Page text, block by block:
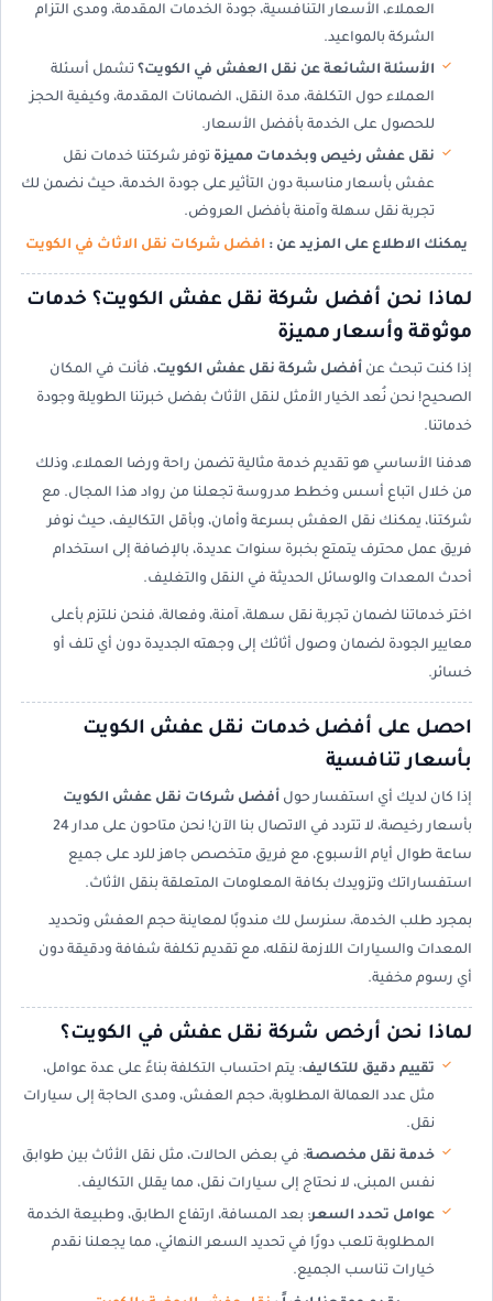
العملاء، الأسعار التنافسية، جودة الخدمات المقدمة، ومدى التزام
الشركة بالمواعيد.
الأسئلة الشائعة عن نقل العفش في الكويت؟ تشمل أسئلة
العملاء حول التكلفة، مدة النقل، الضمانات المقدمة، وكيفية الحجز
للحصول على الخدمة بأفضل الأسعار.
نقل عفش رخيص وبخدمات مميزة توفر شركتنا خدمات نقل
عفش بأسعار مناسبة دون التأثير على جودة الخدمة، حيث نضمن لك
تجربة نقل سهلة وآمنة بأفضل العروض.
يمكنك الاطلاع على المزيد عن : افضل شركات نقل الاثاث في الكويت
لماذا نحن أفضل شركة نقل عفش الكويت؟ خدمات
موثوقة وأسعار مميزة
إذا كنت تبحث عن أفضل شركة نقل عفش الكويت، فأنت في المكان
الصحيح! نحن نُعد الخيار الأمثل لنقل الأثاث بفضل خبرتنا الطويلة وجودة
خدماتنا.
هدفنا الأساسي هو تقديم خدمة مثالية تضمن راحة ورضا العملاء، وذلك
من خلال اتباع أسس وخطط مدروسة تجعلنا من رواد هذا المجال. مع
شركتنا، يمكنك نقل العفش بسرعة وأمان، وبأقل التكاليف، حيث نوفر
فريق عمل محترف يتمتع بخبرة سنوات عديدة، بالإضافة إلى استخدام
أحدث المعدات والوسائل الحديثة في النقل والتغليف.
اختر خدماتنا لضمان تجربة نقل سهلة، آمنة، وفعالة، فنحن نلتزم بأعلى
معايير الجودة لضمان وصول أثاثك إلى وجهته الجديدة دون أي تلف أو
خسائر.
احصل على أفضل خدمات نقل عفش الكويت
بأسعار تنافسية
إذا كان لديك أي استفسار حول أفضل شركات نقل عفش الكويت
بأسعار رخيصة، لا تتردد في الاتصال بنا الآن! نحن متاحون على مدار 24
ساعة طوال أيام الأسبوع، مع فريق متخصص جاهز للرد على جميع
استفساراتك وتزويدك بكافة المعلومات المتعلقة بنقل الأثاث.
بمجرد طلب الخدمة، سنرسل لك مندوبًا لمعاينة حجم العفش وتحديد
المعدات والسيارات اللازمة لنقله، مع تقديم تكلفة شفافة ودقيقة دون
أي رسوم مخفية.
لماذا نحن أرخص شركة نقل عفش في الكويت؟
تقييم دقيق للتكاليف: يتم احتساب التكلفة بناءً على عدة عوامل،
مثل عدد العمالة المطلوبة، حجم العفش، ومدى الحاجة إلى سيارات
نقل.
خدمة نقل مخصصة: في بعض الحالات، مثل نقل الأثاث بين طوابق
نفس المبنى، لا نحتاج إلى سيارات نقل، مما يقلل التكاليف.
عوامل تحدد السعر: بعد المسافة، ارتفاع الطابق، وطبيعة الخدمة
المطلوبة تلعب دورًا في تحديد السعر النهائي، مما يجعلنا نقدم
خيارات تناسب الجميع.